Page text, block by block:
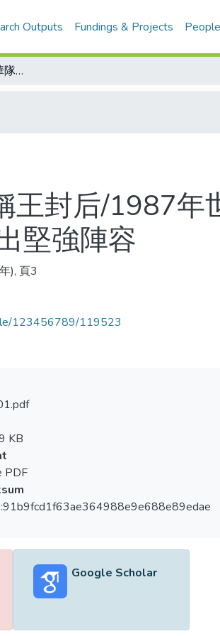
Outputs Fundings & Projects People
瑞士國際巧固球賽 中華隊稱王封后/1987年世界青棒賽今在加拿大揭幕 中華首戰美國 排出堅強陣容
王封后/1987年
堅強陣容
), 頁3
123456789/119523
KB
PDF
Google Scholar